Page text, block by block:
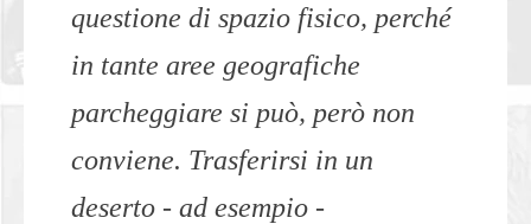
questione di spazio fisico, perché
in tante aree geografiche
parcheggiare si può, però non
conviene. Trasferirsi in un
deserto - ad esempio -